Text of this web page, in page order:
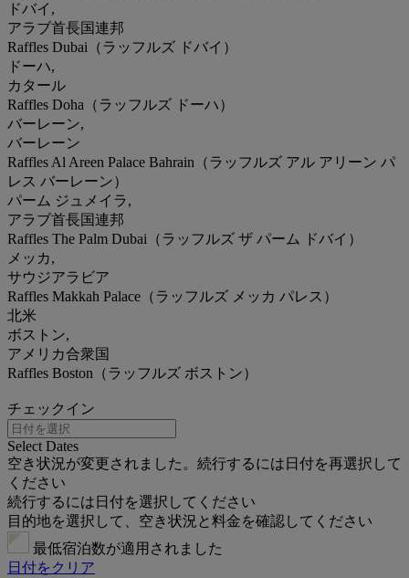
ドバイ,
アラブ首長国連邦
Raffles Dubai（ラッフルズ ドバイ）
ドーハ,
カタール
Raffles Doha（ラッフルズ ドーハ）
バーレーン,
バーレーン
Raffles Al Areen Palace Bahrain（ラッフルズ アル アリーン パ
レス バーレーン）
パーム ジュメイラ,
アラブ首長国連邦
Raffles The Palm Dubai（ラッフルズ ザ パーム ドバイ）
メッカ,
サウジアラビア
Raffles Makkah Palace（ラッフルズ メッカ パレス）
北米
ボストン,
アメリカ合衆国
Raffles Boston（ラッフルズ ボストン）
チェックイン
Select Dates
空き状況が変更されました。続行するには日付を再選択して
ください
続行するには日付を選択してください
目的地を選択して、空き状況と料金を確認してください
最低宿泊数が適用されました
日付をクリア